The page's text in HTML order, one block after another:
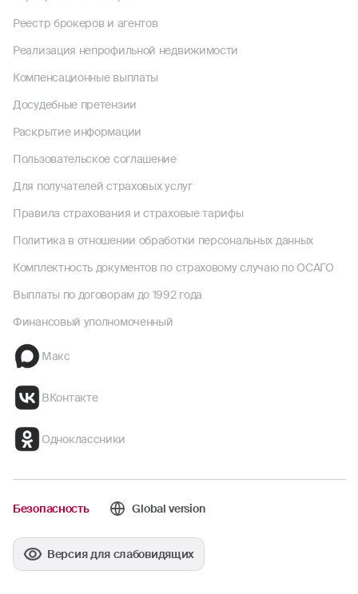
Реестр брокеров и агентов
Реализация непрофильной недвижимости
Компенсационные выплаты
Досудебные претензии
Раскрытие информации
Пользовательское соглашение
Для получателей страховых услуг
Правила страхования и страховые тарифы
Политика в отношении обработки персональных данных
Комплектность документов по страховому случаю по ОСАГО
Выплаты по договорам до 1992 года
Финансовый уполномоченный
Макс
ВКонтакте
Одноклассники
Безопасность Global version
Версия для слабовидящих